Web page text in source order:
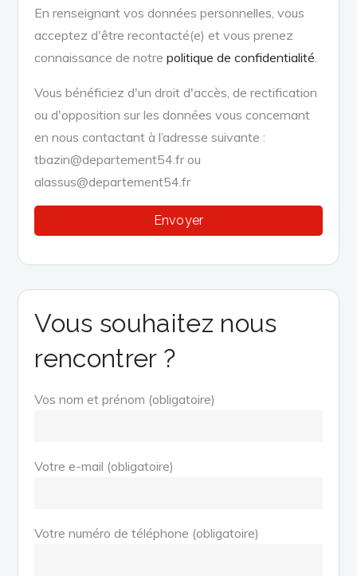
En renseignant vos données personnelles, vous
acceptez d'être recontacté(e) et vous prenez
connaissance de notrepolitique de confidentialité
Vous bénéficiez d'un droit d'accès, de rectification
ou d'opposition sur les données vous concernant
en nous contactant à l’adresse suivante :
tbazin@departement54.fr ou
alassus@departement54.fr
Vous souhaitez nous
rencontrer ?
Vos nom et prénom (obligatoire)
Votre e-mail (obligatoire)
Votre numéro de téléphone (obligatoire)